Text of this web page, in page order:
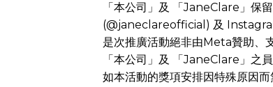
「本公司」及 「JaneClare」保
(@janeclareofficial) 及
是次推廣活動絕非由Meta贊助、
「本公司」及 「JaneClare」之
如本活動的獎項安排因特殊原因